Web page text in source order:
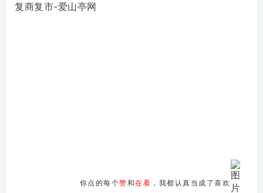
你点的每个赞和在看 ，我都认真当成了喜欢